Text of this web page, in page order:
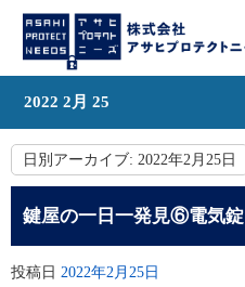
2022 2月 25
日別アーカイブ: 2022年2月25日
鍵屋の一日一発見⑥電気錠
投稿日 2022年2月25日